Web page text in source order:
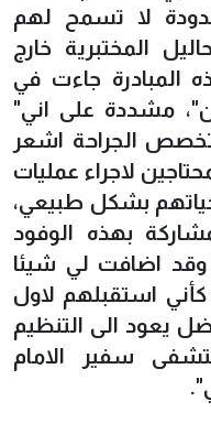
لا تسمح لهم
المختبرية خارج
المبادرة جاءت في
مشددة على اني"
الجراحة اشعر
لاجراء عمليات
بشكل طبيعي،
بهذه الوفود
وقد اضافت لي شيئا
استقبلهم لاول
يعود الى التنظيم
سفير الامام